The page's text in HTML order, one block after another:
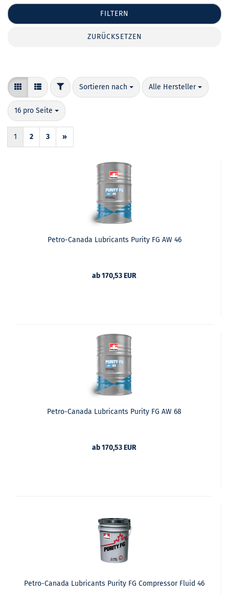
FILTERN
ZURÜCKSETZEN
FILTERSortieren nach
Sortieren nach Alle Hersteller
pro Seite
16 pro Seite
pro Seite
1 2 3 »
Petro-Canada Lubricants Purity FG AW 46
ab 170,53 EUR
Petro-Canada Lubricants Purity FG AW 68
ab 170,53 EUR
Petro-Canada Lubricants Purity FG Compressor Fluid 46